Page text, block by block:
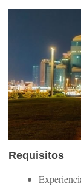
Requisitos